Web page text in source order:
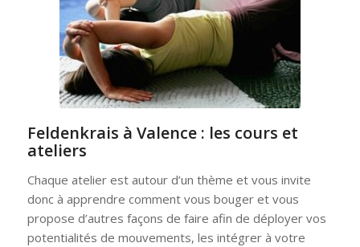
Feldenkrais à Valence : les cours et
ateliers
Chaque atelier est autour d’un thème et vous invite
donc à apprendre comment vous bouger et vous
propose d’autres façons de faire afin de déployer vos
potentialités de mouvements, les intégrer à votre